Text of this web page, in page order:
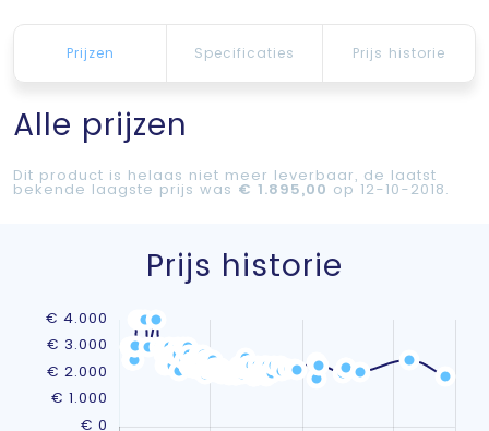
Prijzen Specificaties Prijs historie
Alle prijzen
Dit product is helaas niet meer leverbaar, de laatst
bekende laagste prijs was € 1.895,00 op 12-10-2018.
Prijs historie